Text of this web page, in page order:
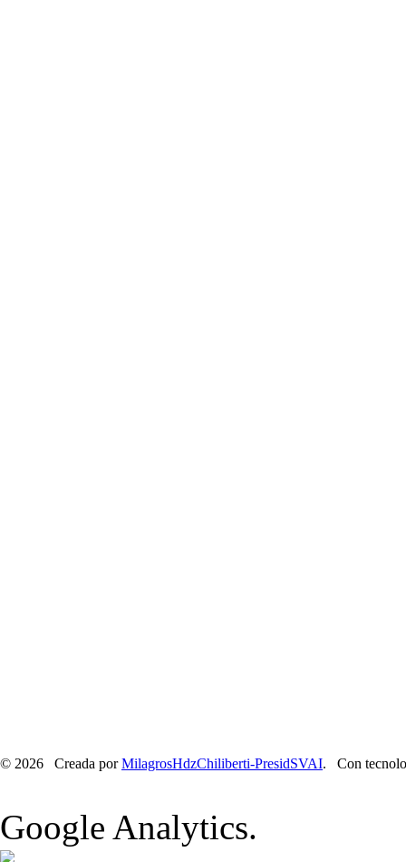
© 2026 Creada porMilagrosHdzChiliberti-PresidSVAI. Con
Google Analytics.